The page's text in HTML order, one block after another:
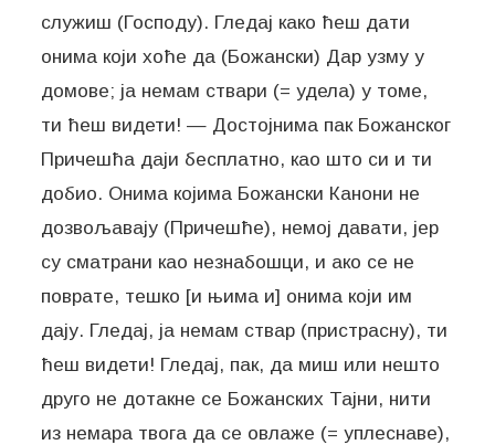
служиш (Господу). Гледај како ћеш дати
онима који хоће да (Божански) Дар узму у
домове; ја немам ствари (= удела) у томе,
ти ћеш видети! — Достојнима пак Божанског
Причешћа даји бесплатно, као што си и ти
добио. Онима којима Божански Канони не
дозвољавају (Причешће), немој давати, јер
су сматрани као незнабошци, и ако се не
поврате, тешко [и њима и] онима који им
дају. Гледај, ја немам ствар (пристрасну), ти
ћеш видети! Гледај, пак, да миш или нешто
друго не дотакне се Божанских Тајни, нити
из немара твога да се овлаже (= уплеснаве),